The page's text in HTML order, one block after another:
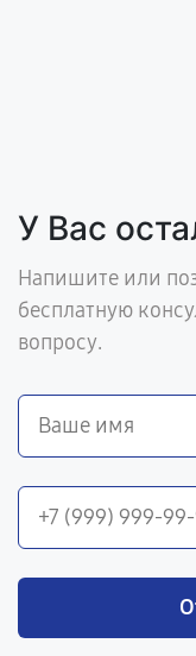
У Вас
Напишите или
бесплатную
вопросу.